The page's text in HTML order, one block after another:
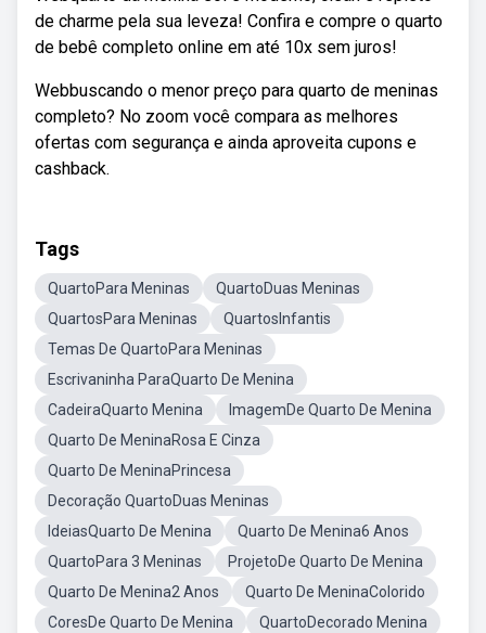
de charme pela sua leveza! Confira e compre o quarto
de bebê completo online em até 10x sem juros!
Webbuscando o menor preço para quarto de meninas
completo? No zoom você compara as melhores
ofertas com segurança e ainda aproveita cupons e
cashback.
Tags
QuartoPara Meninas
QuartoDuas Meninas
QuartosPara Meninas
QuartosInfantis
Temas De QuartoPara Meninas
Escrivaninha ParaQuarto De Menina
CadeiraQuarto Menina
ImagemDe Quarto De Menina
Quarto De MeninaRosa E Cinza
Quarto De MeninaPrincesa
Decoração QuartoDuas Meninas
IdeiasQuarto De Menina
Quarto De Menina6 Anos
QuartoPara 3 Meninas
ProjetoDe Quarto De Menina
Quarto De Menina2 Anos
Quarto De MeninaColorido
CoresDe Quarto De Menina
QuartoDecorado Menina